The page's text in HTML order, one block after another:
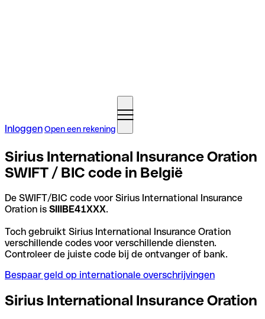
InloggenOpen een rekening
Sirius International Insurance Oration
SWIFT / BIC code in België
De SWIFT/BIC code voor Sirius International Insurance
Oration is SIIIBE41XXX.
Toch gebruikt Sirius International Insurance Oration
verschillende codes voor verschillende diensten.
Controleer de juiste code bij de ontvanger of bank.
Bespaar geld op internationale overschrijvingen
Sirius International Insurance Oration